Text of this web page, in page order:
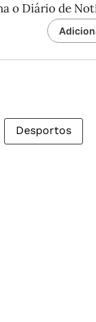
o Diário de
Desportos